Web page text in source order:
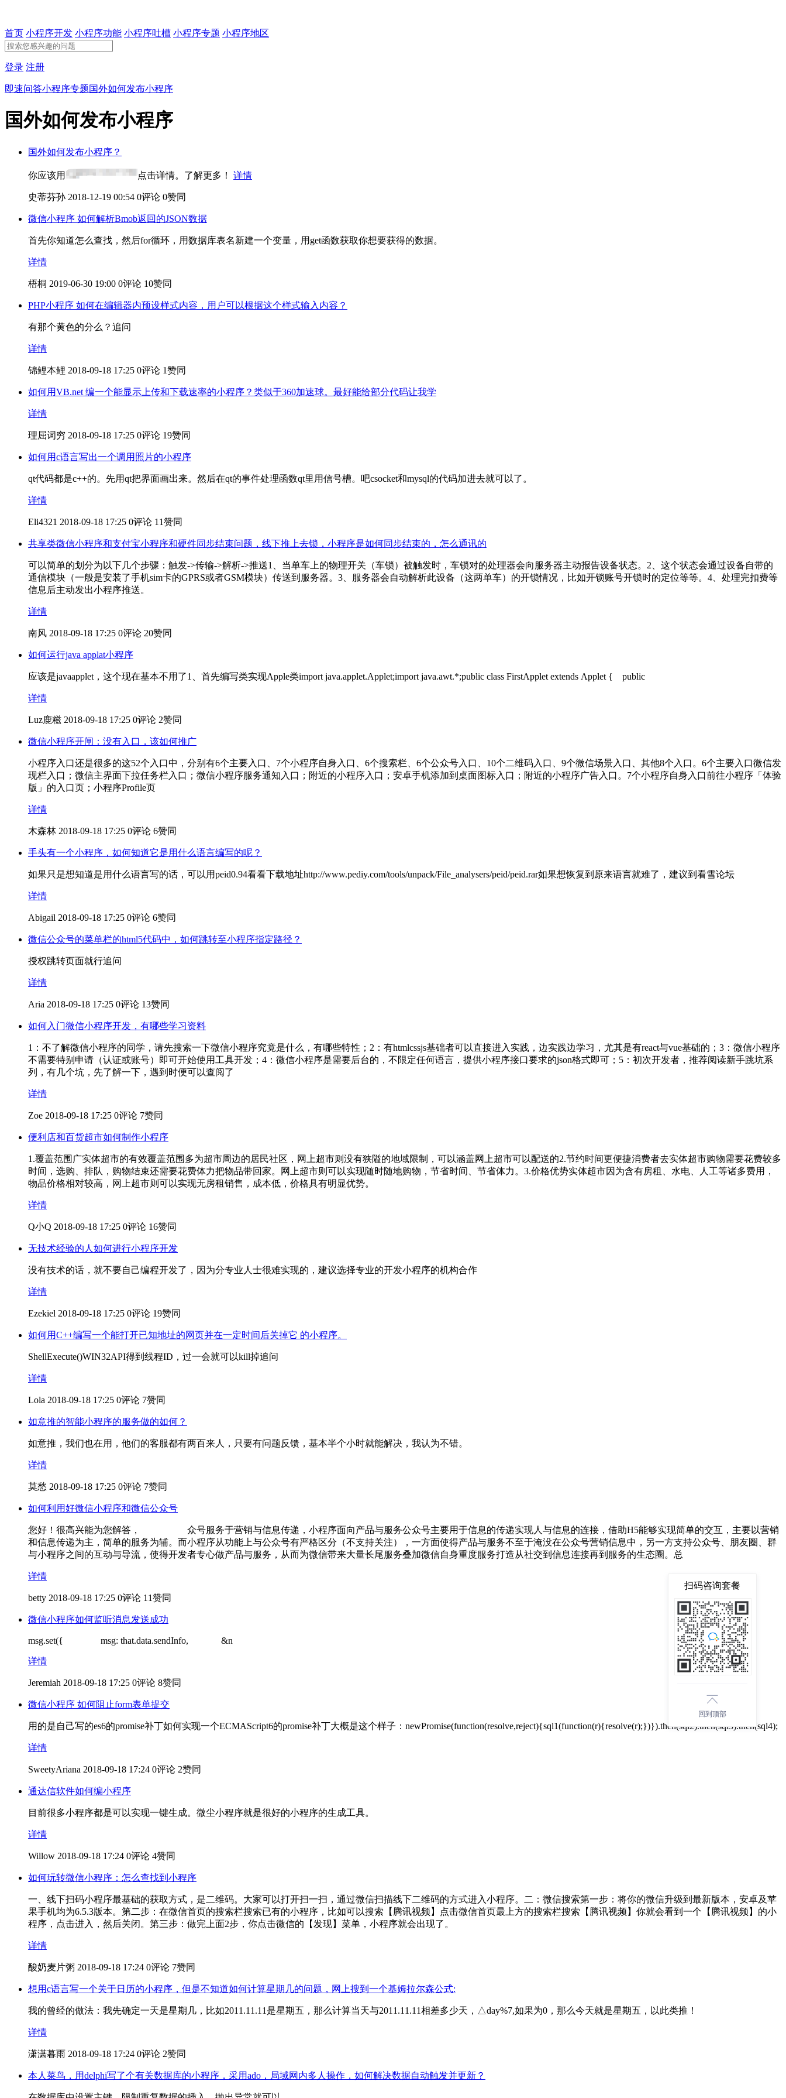
首页 小程序开发 小程序功能 小程序吐槽 小程序专题 小程序地区
登录 注册
即速问答小程序专题国外如何发布小程序
国外如何发布小程序
国外如何发布小程序？
你应该用 点击详情。了解更多！ 详情
史蒂芬孙 2018-12-19 00:54 0评论 0赞同
微信小程序 如何解析Bmob返回的JSON数据
首先你知道怎么查找，然后for循环，用数据库表名新建一个变量，用get函数获取你想要获得的数据。
详情
梧桐 2019-06-30 19:00 0评论 10赞同
PHP小程序 如何在编辑器内预设样式内容，用户可以根据这个样式输入内容？
有那个黄色的分么？追问
详情
锦鲤本鲤 2018-09-18 17:25 0评论 1赞同
如何用VB.net 编一个能显示上传和下载速率的小程序？类似于360加速球。最好能给部分代码让我学
详情
理屈词穷 2018-09-18 17:25 0评论 19赞同
如何用c语言写出一个调用照片的小程序
qt代码都是c++的。先用qt把界面画出来。然后在qt的事件处理函数qt里用信号槽。吧csocket和mysql的代码加进去就可以了。
详情
Eli4321 2018-09-18 17:25 0评论 11赞同
共享类微信小程序和支付宝小程序和硬件同步结束问题，线下推上去锁，小程序是如何同步结束的，怎么通讯的
可以简单的划分为以下几个步骤：触发->传输->解析->推送1、当单车上的物理开关（车锁）被触发时，车锁对的处理器会向服务器主动报告设备状态。2、这个状态会通过设备自带的
通信模块（一般是安装了手机sim卡的GPRS或者GSM模块）传送到服务器。3、服务器会自动解析此设备（这两单车）的开锁情况，比如开锁账号开锁时的定位等等。4、处理完扣费等
信息后主动发出小程序推送。
详情
南风 2018-09-18 17:25 0评论 20赞同
如何运行java applat小程序
应该是javaapplet，这个现在基本不用了1、首先编写类实现Apple类import java.applet.Applet;import java.awt.*;public class FirstApplet extends Applet { public
详情
Luz鹿糍 2018-09-18 17:25 0评论 2赞同
微信小程序开闸：没有入口，该如何推广
小程序入口还是很多的这52个入口中，分别有6个主要入口、7个小程序自身入口、6个搜索栏、6个公众号入口、10个二维码入口、9个微信场景入口、其他8个入口。6个主要入口微信发
现栏入口；微信主界面下拉任务栏入口；微信小程序服务通知入口；附近的小程序入口；安卓手机添加到桌面图标入口；附近的小程序广告入口。7个小程序自身入口前往小程序「体验
版」的入口页；小程序Profile页
详情
木森林 2018-09-18 17:25 0评论 6赞同
手头有一个小程序，如何知道它是用什么语言编写的呢？
如果只是想知道是用什么语言写的话，可以用peid0.94看看下载地址http://www.pediy.com/tools/unpack/File_analysers/peid/peid.rar如果想恢复到原来语言就难了，建议到看雪论坛
详情
Abigail 2018-09-18 17:25 0评论 6赞同
微信公众号的菜单栏的html5代码中，如何跳转至小程序指定路径？
授权跳转页面就行追问
详情
Aria 2018-09-18 17:25 0评论 13赞同
如何入门微信小程序开发，有哪些学习资料
1：不了解微信小程序的同学，请先搜索一下微信小程序究竟是什么，有哪些特性；2：有htmlcssjs基础者可以直接进入实践，边实践边学习，尤其是有react与vue基础的；3：微信小程序
不需要特别申请（认证或账号）即可开始使用工具开发；4：微信小程序是需要后台的，不限定任何语言，提供小程序接口要求的json格式即可；5：初次开发者，推荐阅读新手跳坑系
列，有几个坑，先了解一下，遇到时便可以查阅了
详情
Zoe 2018-09-18 17:25 0评论 7赞同
便利店和百货超市如何制作小程序
1.覆盖范围广实体超市的有效覆盖范围多为超市周边的居民社区，网上超市则没有狭隘的地域限制，可以涵盖网上超市可以配送的2.节约时间更便捷消费者去实体超市购物需要花费较多
时间，选购、排队，购物结束还需要花费体力把物品带回家。网上超市则可以实现随时随地购物，节省时间、节省体力。3.价格优势实体超市因为含有房租、水电、人工等诸多费用，
物品价格相对较高，网上超市则可以实现无房租销售，成本低，价格具有明显优势。
详情
Q小Q 2018-09-18 17:25 0评论 16赞同
无技术经验的人如何进行小程序开发
没有技术的话，就不要自己编程开发了，因为分专业人士很难实现的，建议选择专业的开发小程序的机构合作
详情
Ezekiel 2018-09-18 17:25 0评论 19赞同
如何用C++编写一个能打开已知地址的网页并在一定时间后关掉它 的小程序。
ShellExecute()WIN32API得到线程ID，过一会就可以kill掉追问
详情
Lola 2018-09-18 17:25 0评论 7赞同
如意推的智能小程序的服务做的如何？
如意推，我们也在用，他们的客服都有两百来人，只要有问题反馈，基本半个小时就能解决，我认为不错。
详情
莫愁 2018-09-18 17:25 0评论 7赞同
如何利用好微信小程序和微信公众号
您好！很高兴能为您解答， 众号服务于营销与信息传递，小程序面向产品与服务公众号主要用于信息的传递实现人与信息的连接，借助H5能够实现简单的交互，主要以营销
和信息传递为主，简单的服务为辅。而小程序从功能上与公众号有严格区分（不支持关注），一方面使得产品与服务不至于淹没在公众号营销信息中，另一方支持公众号、朋友圈、群
与小程序之间的互动与导流，使得开发者专心做产品与服务，从而为微信带来大量长尾服务叠加微信自身重度服务打造从社交到信息连接再到服务的生态圈。总
详情
betty 2018-09-18 17:25 0评论 11赞同
微信小程序如何监听消息发送成功
msg.set({ msg: that.data.sendInfo, &n
详情
Jeremiah 2018-09-18 17:25 0评论 8赞同
微信小程序 如何阻止form表单提交
用的是自己写的es6的promise补丁如何实现一个ECMAScript6的promise补丁大概是这个样子：newPromise(function(resolve,reject){sql1(function(r){resolve(r);})}).then(sql2).then(sql3).then(sql4);
详情
SweetyAriana 2018-09-18 17:24 0评论 2赞同
通达信软件如何编小程序
目前很多小程序都是可以实现一键生成。微尘小程序就是很好的小程序的生成工具。
详情
Willow 2018-09-18 17:24 0评论 4赞同
如何玩转微信小程序：怎么查找到小程序
一、线下扫码小程序最基础的获取方式，是二维码。大家可以打开扫一扫，通过微信扫描线下二维码的方式进入小程序。二：微信搜索第一步：将你的微信升级到最新版本，安卓及苹
果手机均为6.5.3版本。第二步：在微信首页的搜索栏搜索已有的小程序，比如可以搜索【腾讯视频】点击微信首页最上方的搜索栏搜索【腾讯视频】你就会看到一个【腾讯视频】的小
程序，点击进入，然后关闭。第三步：做完上面2步，你点击微信的【发现】菜单，小程序就会出现了。
详情
酸奶麦片粥 2018-09-18 17:24 0评论 7赞同
想用c语言写一个关于日历的小程序，但是不知道如何计算星期几的问题，网上搜到一个基姆拉尔森公式:
我的曾经的做法：我先确定一天是星期几，比如2011.11.11是星期五，那么计算当天与2011.11.11相差多少天，△day%7,如果为0，那么今天就是星期五，以此类推！
详情
潇潇暮雨 2018-09-18 17:24 0评论 2赞同
本人菜鸟，用delphi写了个有关数据库的小程序，采用ado，局域网内多人操作，如何解决数据自动触发并更新？
扫码咨询套餐
回到顶部